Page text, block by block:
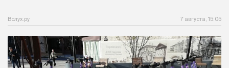
Вслух.ру 7 августа, 15:05